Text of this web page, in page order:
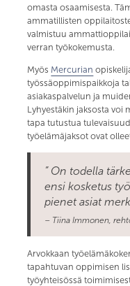
omasta osaamisesta.
ammatillisten
valmistuu
verran työkokemusta.
Myös Mercurian
työssäoppimispaikkoja
asiakaspalvelun ja
Lyhyestäkin jaksosta voi
tapa tutustua
työelämäjaksot ovat
” On todella
ensi kosketus
pienet asiat
– Tiina Immonen,
Arvokkaan
tapahtuvan oppimisen
työyhteisössä